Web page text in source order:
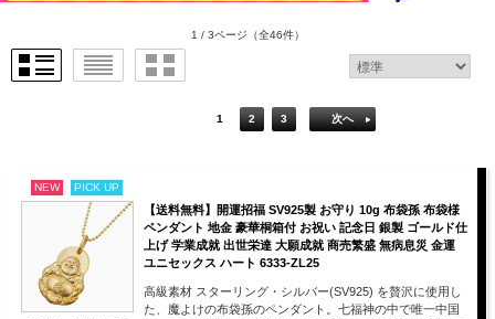
1 / 3ページ （全46件）
1 2 3 次へ
NEW PICK UP
【送料無料】開運招福 SV925製 お守り 10g 布袋孫 布袋様
ペンダント 地金 豪華桐箱付 お祝い 記念日 銀製 ゴールド仕
上げ 学業成就 出世栄達 大願成就 商売繁盛 無病息災 金運
ユニセックス ハート 6333-ZL25
高級素材 スターリング・シルバー(SV925) を贅沢に使用し
た、魔よけの布袋孫のペンダント。七福神の中で唯一中国